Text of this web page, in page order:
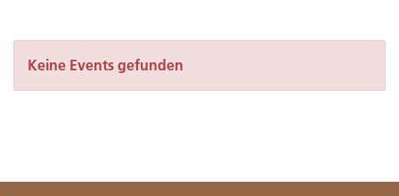
Keine Events gefunden